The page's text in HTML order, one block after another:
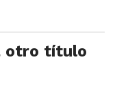
otro título